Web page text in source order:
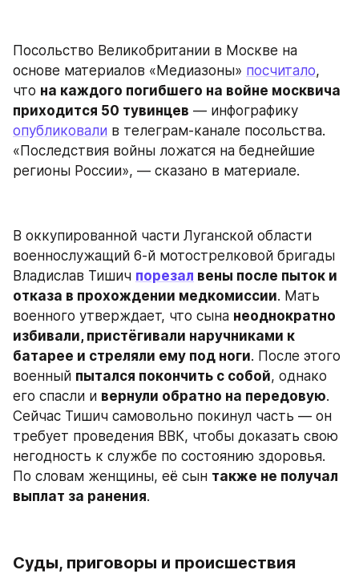
Посольство Великобритании в Москве на
основе материалов «Медиазоны» посчитало,
что на каждого погибшего на войне москвича
приходится 50 тувинцев
опубликовали в телеграм-канале посольства.
«Последствия войны ложатся на беднейшие
регионы России», — сказано в материале.
В оккупированной части Луганской области
военнослужащий 6-й мотострелковой бригады
Владислав Тишич порезал вены после пыток и
отказа в прохождении медкомиссии. Мать
военного утверждает, что сына неоднократно
избивали, пристёгивали наручниками к
батарее и стреляли ему под ноги. После этого
военный пытался покончить с собой, однако
его спасли и вернули обратно на передовую.
Сейчас Тишич самовольно покинул часть — он
требует проведения ВВК, чтобы доказать свою
негодность к службе по состоянию здоровья.
По словам женщины, её сын также не получал
выплат за ранения.
​Суды, приговоры и происшествия